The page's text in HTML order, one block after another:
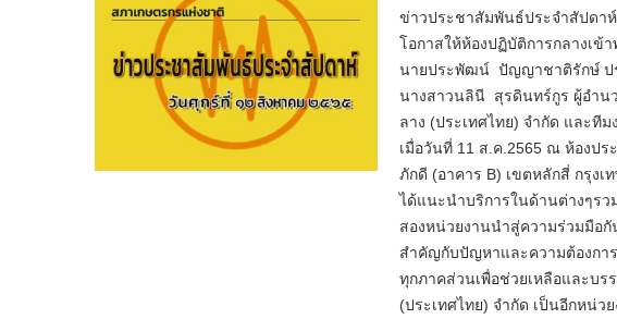
ข่าวประชาสัมพันธ์ประจำสัปดา
โอกาสให้ห้องปฏิบัติการกลางเ
นายประพัฒน์ ปัญญาชาติรักษ์ ปร
นางสาวนลินี สุรดินทร์กูร ผู้อำน
ลาง (ประเทศไทย) จำกัด และที
เมื่อวันที่​ 11​ ส.ค.2565​ ณ ห้องป
ภักดี (อาคาร B) เขตหลักสี่ กรุงเ
ได้แนะนำบริการในด้านต่างๆร
สองหน่วยงานนำสู่ความร่วมมือ
สำคัญกับปัญหาและความต้องกา
ทุกภาคส่วนเพื่อช่วยเหลือและบร
(ประเทศไทย) จำกัด เป็นอีกหน่